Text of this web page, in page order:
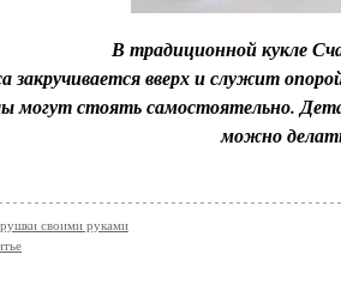
В традиционной кукле
закручивается вверх и служит
могут стоять самостоятельно.
можно
своими руками